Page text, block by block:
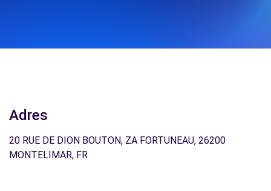
Adres
20 RUE DE DION BOUTON, ZA FORTUNEAU, 26200
MONTELIMAR, FR